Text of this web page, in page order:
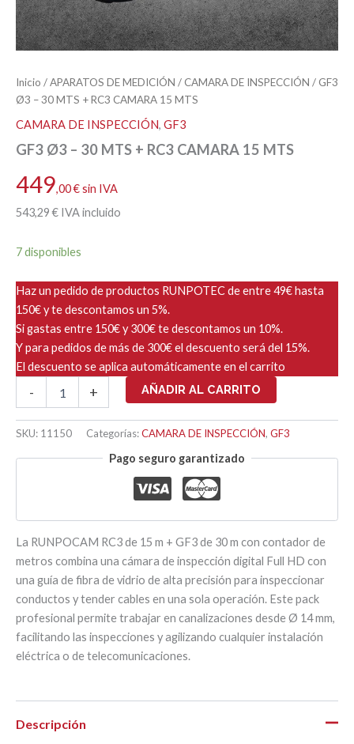
Inicio /APARATOS DE MEDICIÓN / CAMARA DE INSPECCIÓN / GF3
Ø3 – 30 MTS + RC3 CAMARA 15 MTS
CAMARA DE INSPECCIÓN, GF3
GF3 Ø3 – 30 MTS + RC3 CAMARA 15 MTS
449,00€sin IVA
543,29 € IVA incluido
7 disponibles
Haz un pedido de productos RUNPOTEC de entre 49€ hasta
150€ y te descontamos un 5%.
Si gastas entre 150€ y 300€ te descontamos un 10%.
Y para pedidos de más de 300€ el descuento será del 15%.
El descuento se aplica automáticamente en el carrito
-
Ø3
30
+
MTS
cantidad
+ AÑADIR AL CARRITO
SKU: 11150 Categorías:CAMARA DE INSPECCIÓN, GF3
Pago seguro garantizado
La RUNPOCAM RC3 de 15 m + GF3 de 30 m con contador de
metros combina una cámara de inspección digital Full HD con
una guía de fibra de vidrio de alta precisión para inspeccionar
conductos y tender cables en una sola operación. Este pack
profesional permite trabajar en canalizaciones desde Ø 14 mm,
facilitando las inspecciones y agilizando cualquier instalación
eléctrica o de telecomunicaciones.
Descripción